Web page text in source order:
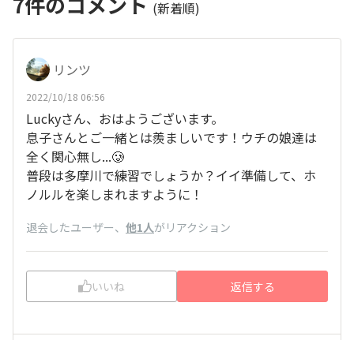
(新着順)
リンツ
2022/10/18 06:56
Luckyさん、おはようございます。
息子さんとご一緒とは羨ましいです！ウチの娘達は
全く関心無し...🥲
普段は多摩川で練習でしょうか？イイ準備して、ホ
ノルルを楽しまれますように！
退会したユーザー、 他1人がリアクション
いいね 返信する